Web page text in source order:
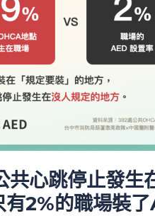
共心跳停止發生
有2%的職場裝